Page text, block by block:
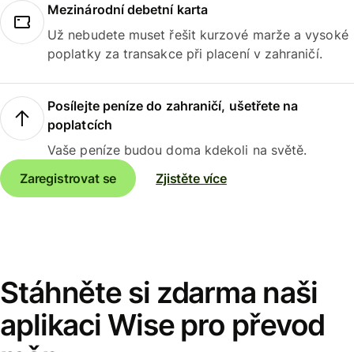
Mezinárodní debetní karta
Už nebudete muset řešit kurzové marže a vysoké
poplatky za transakce při placení v zahraničí.
Posílejte peníze do zahraničí, ušetřete na
poplatcích
Vaše peníze budou doma kdekoli na světě.
Zaregistrovat se
Zjistěte více
Stáhněte si zdarma naši
aplikaci Wise pro převod